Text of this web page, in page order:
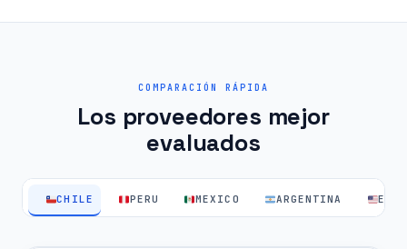
COMPARACIÓN RÁPIDA
Los proveedores mejor
evaluados
CHILE PERU MEXICO ARGENTINA EEUU